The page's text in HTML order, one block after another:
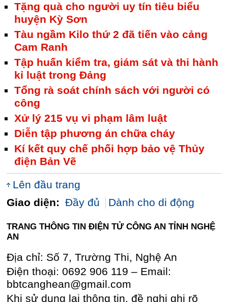
Tặng quà cho người uy tín tiêu biểu
huyện Kỳ Sơn
Tàu ngầm Kilo thứ 2 đã tiến vào cảng
Cam Ranh
Tập huấn kiểm tra, giám sát và thi hành
kỉ luật trong Đảng
Tổng rà soát chính sách với người có
công
Xử lý 215 vụ vi phạm lâm luật
Diễn tập phương án chữa cháy
Kí kết quy chế phối hợp bảo vệ Thủy
điện Bản Vẽ
Lên đầu trang
Giao diện: Đầy đủ Dành cho di động
TRANG THÔNG TIN ĐIỆN TỬ CÔNG AN TỈNH NGHỆ
AN
Địa chỉ: Số 7, Trường Thi, Nghệ An
Điện thoại: 0692 906 119 – Email:
bbtcanghean@gmail.com
Khi sử dụng lại thông tin, đề nghị ghi rõ